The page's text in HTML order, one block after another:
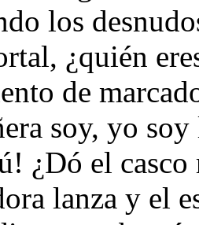
los
¿quién
de
soy, yo
¿Dó el casco
lanza y el